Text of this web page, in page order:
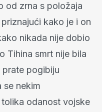
od zrna s položaja
kako je i on
nikada nije dobio
Tihina smrt nije bila
prate pogibiju
se nekim
odanost vojske